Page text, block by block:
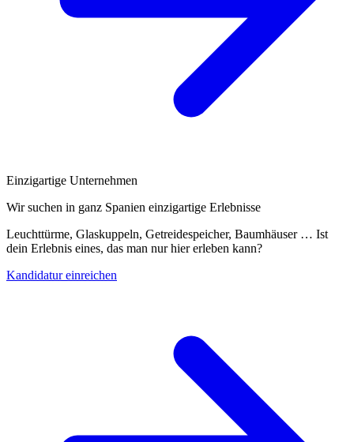
Einzigartige Unternehmen
Wir suchen in ganz Spanien einzigartige Erlebnisse
Leuchttürme, Glaskuppeln, Getreidespeicher, Baumhäuser … Ist
dein Erlebnis eines, das man nur hier erleben kann?
Kandidatur einreichen